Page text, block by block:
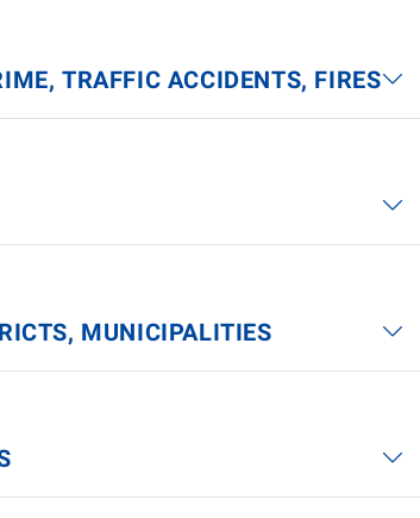
TRAFFIC ACCIDENTS, FIRES
MUNICIPALITIES